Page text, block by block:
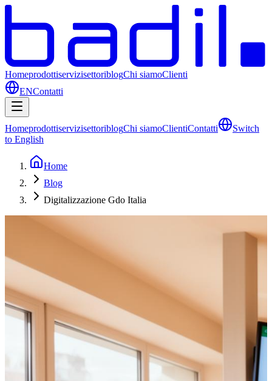
HomeprodottiservizisettoriblogChi siamoClienti
ENContatti
HomeprodottiservizisettoriblogChi siamoClientiContatti
Switch
to English
Home
Blog
Digitalizzazione Gdo Italia